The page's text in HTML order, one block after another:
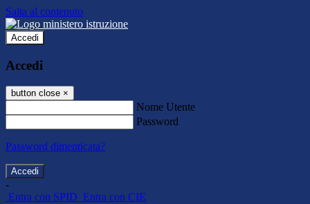
Salta al contenuto
Accedi
Accedi
button close ×
Nome Utente
Password
Password dimenticata?
-
Entra con SPID Entra con CIE